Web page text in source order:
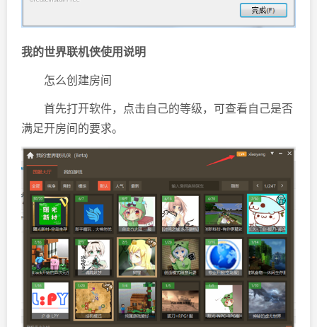
我的世界联机侠使用说明
怎么创建房间
首先打开软件，点击自己的等级，可查看自己是否
满足开房间的要求。